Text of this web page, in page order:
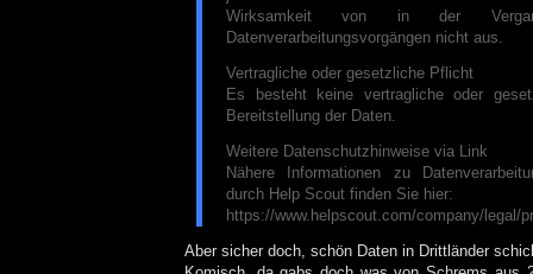
Wirksamkeit von in der
Datenverarbeitungsvorgängen nicht aus.
Vertragliche oder gesetzliche Pflicht
Es besteht keine vertragliche oder
Bereitstellung der Daten.
Weitere Datenschutzhinweise via Link
Nähere Informationen zu
durch Help Scout finden Sie hier:
https://www.helpscout.com/company/legal/
Aber sicher doch, schön Daten in Drittländer